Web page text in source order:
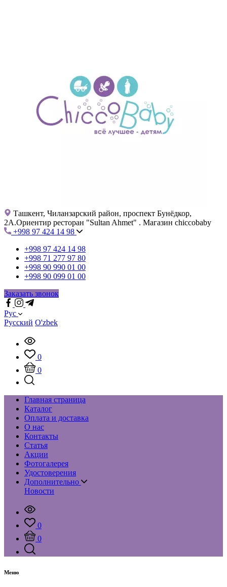
Ташкент, Чиланзарский район, проспект Бунёдкор,
2А.Ориентир ресторан "Sultan Ahmet" . Магазин chiccobaby
+998 97 424 14 98
+998 97 424 14 98
+998 71 277 97 80
+998 90 990 01 00
+998 90 099 01 00
Заказать звонок
Рус
Русский O'zbek
0
0
Главная страница
Каталог
Оплата и доставка
О нас
Контакты
Статья
Акции
Фотогалерея
Удостоверения
Дополнительно
Новости
0
0
Меню